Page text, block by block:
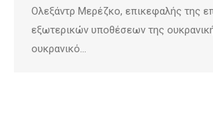
Ολεξάντρ Μερέζκο, επικεφαλής της
εξωτερικών υποθέσεων της
ουκρανικό…